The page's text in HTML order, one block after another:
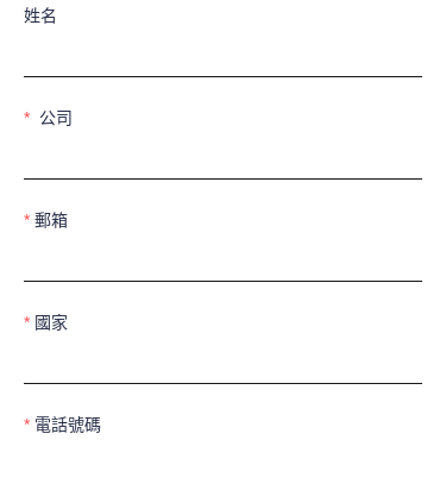
姓名
公司
郵箱
國家
電話號碼